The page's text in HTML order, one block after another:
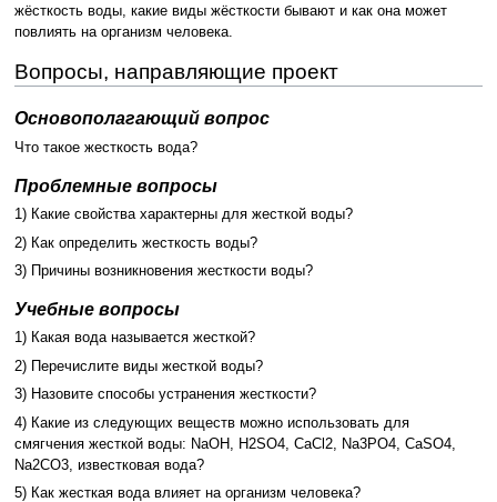
жёсткость воды, какие виды жёсткости бывают и как она может
повлиять на организм человека.
Вопросы, направляющие проект
Основополагающий вопрос
Что такое жесткость вода?
Проблемные вопросы
1) Какие свойства характерны для жесткой воды?
2) Как определить жесткость воды?
3) Причины возникновения жесткости воды?
Учебные вопросы
1) Какая вода называется жесткой?
2) Перечислите виды жесткой воды?
3) Назовите способы устранения жесткости?
4) Какие из следующих веществ можно использовать для
смягчения жесткой воды: NaOH, H2SO4, CaCl2, Na3PO4, CaSO4,
Na2CO3, известковая вода?
5) Как жесткая вода влияет на организм человека?